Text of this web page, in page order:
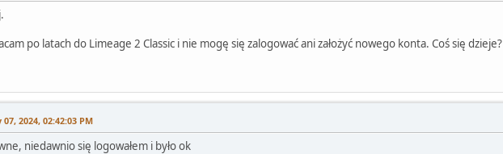
po latach do Limeage 2 Classic i nie mogę się zalogować ani założyć nowego konta. Coś się dzieje?
07, 2024, 02:42:03 PM
niedawnio się logowałem i było ok